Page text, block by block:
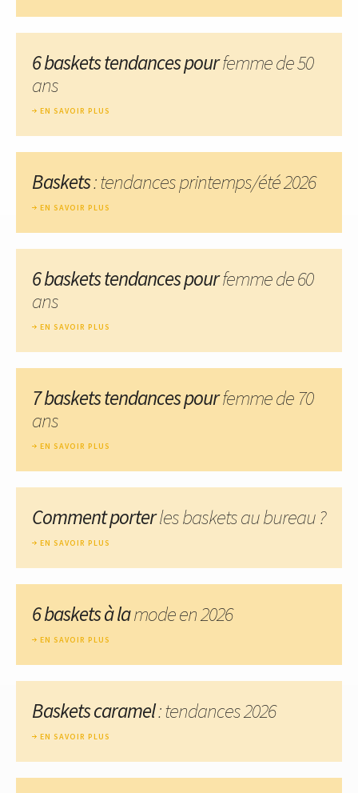
6 baskets tendances pourfemme de 50
ans
EN SAVOIR PLUS
Baskets: tendances printemps/été 2026
EN SAVOIR PLUS
6 baskets tendances pourfemme de 60
ans
EN SAVOIR PLUS
7 baskets tendances pourfemme de 70
ans
EN SAVOIR PLUS
Comment porterles baskets au bureau ?
EN SAVOIR PLUS
6 baskets à lamode en 2026
EN SAVOIR PLUS
Baskets caramel: tendances 2026
EN SAVOIR PLUS